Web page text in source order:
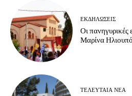
ΕΚΔΗΛΏΣΕΙΣ
Οι πανηγυρικές
Μαρίνα
ΤΕΛΕΥΤΑΊΑ ΝΈΑ